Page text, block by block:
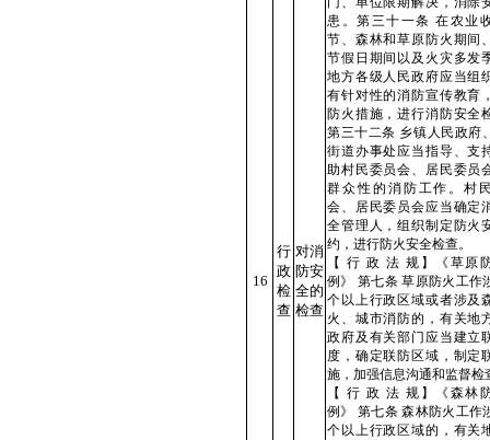
16
行
政
检
查
对消
防安
全的
检查
患。第三十一条 在农业
节、森林和草原防火期间
节假日期间以及火灾多发
地方各级人民政府应当组
有针对性的消防宣传教育
防火措施，进行消防安全
第三十二条 乡镇人民政府
街道办事处应当指导、支
助村民委员会、居民委员
群众性的消防工作。村
会、居民委员会应当确定
全管理人，组织制定防火
约，进行防火安全检查。
【 行 政 法 规】《草原
例》 第七条 草原防火工作
个以上行政区域或者涉及
火、城市消防的，有关地
政府及有关部门应当建立
度，确定联防区域，制定
施，加强信息沟通和监督检
【 行 政 法 规】《森林
例》 第七条 森林防火工作
个以上行政区域的，有关